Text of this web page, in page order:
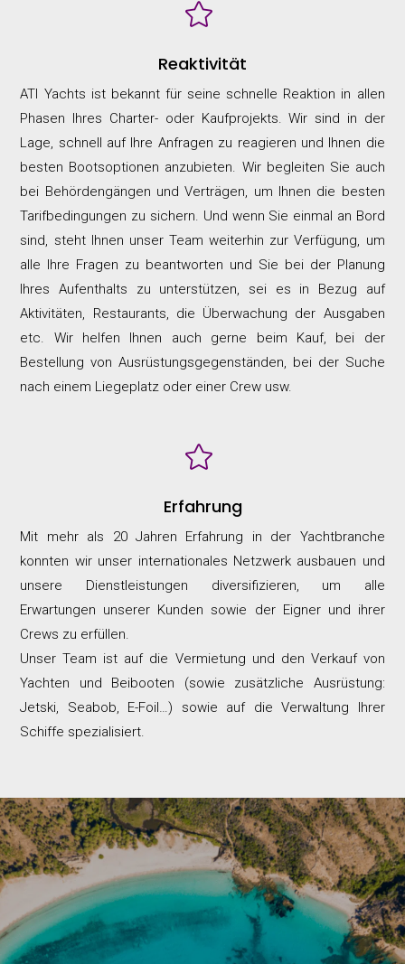

Reaktivität
ATI Yachts ist bekannt für seine schnelle Reaktion in allen
Phasen Ihres Charter- oder Kaufprojekts. Wir sind in der
Lage, schnell auf Ihre Anfragen zu reagieren und Ihnen die
besten Bootsoptionen anzubieten. Wir begleiten Sie auch
bei Behördengängen und Verträgen, um Ihnen die besten
Tarifbedingungen zu sichern. Und wenn Sie einmal an Bord
sind, steht Ihnen unser Team weiterhin zur Verfügung, um
alle Ihre Fragen zu beantworten und Sie bei der Planung
Ihres Aufenthalts zu unterstützen, sei es in Bezug auf
Aktivitäten, Restaurants, die Überwachung der Ausgaben
etc. Wir helfen Ihnen auch gerne beim Kauf, bei der
Bestellung von Ausrüstungsgegenständen, bei der Suche
nach einem Liegeplatz oder einer Crew usw.

Erfahrung
Mit mehr als 20 Jahren Erfahrung in der Yachtbranche
konnten wir unser internationales Netzwerk ausbauen und
unsere Dienstleistungen diversifizieren, um alle
Erwartungen unserer Kunden sowie der Eigner und ihrer
Crews zu erfüllen.
Unser Team ist auf die Vermietung und den Verkauf von
Yachten und Beibooten (sowie zusätzliche Ausrüstung:
Jetski, Seabob, E-Foil…) sowie auf die Verwaltung Ihrer
Schiffe spezialisiert.